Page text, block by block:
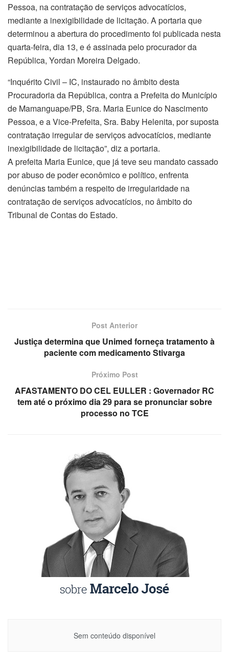
Pessoa, na contratação de serviços advocatícios,
mediante a inexigibilidade de licitação. A portaria que
determinou a abertura do procedimento foi publicada nesta
quarta-feira, dia 13, e é assinada pelo procurador da
República, Yordan Moreira Delgado.
“Inquérito Civil – IC, instaurado no âmbito desta
Procuradoria da República, contra a Prefeita do Município
de Mamanguape/PB, Sra. Maria Eunice do Nascimento
Pessoa, e a Vice-Prefeita, Sra. Baby Helenita, por suposta
contratação irregular de serviços advocatícios, mediante
inexigibilidade de licitação”, diz a portaria.
A prefeita Maria Eunice, que já teve seu mandato cassado
por abuso de poder econômico e político, enfrenta
denúncias também a respeito de irregularidade na
contratação de serviços advocatícios, no âmbito do
Tribunal de Contas do Estado.
Post Anterior
Justiça determina que Unimed forneça tratamento à
paciente com medicamento Stivarga
Próximo Post
AFASTAMENTO DO CEL EULLER : Governador RC
tem até o próximo dia 29 para se pronunciar sobre
processo no TCE
Sem conteúdo disponível